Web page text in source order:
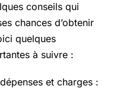
conseils qui
chances d’obtenir
quelques
à suivre :
et charges :